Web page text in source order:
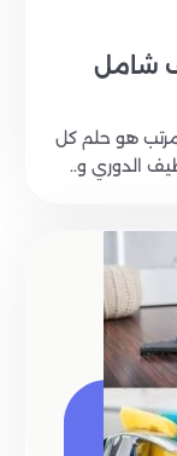
شامل
هو حلم كل
الدوري و..